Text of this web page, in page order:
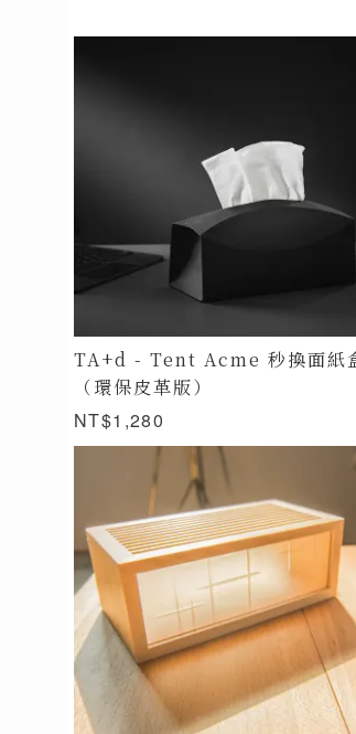
TA+d - Tent Acme 秒換面紙
（環保皮革版）
NT$1,280